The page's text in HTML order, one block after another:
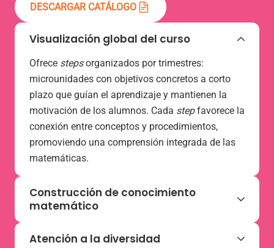
DESCARGAR CATÁLOGO
Visualización global del curso
Ofrece stepsorganizados por trimestres:
microunidades con objetivos concretos a corto
plazo que guían el aprendizaje y mantienen la
motivación de los alumnos. Cada stepfavorece la
conexión entre conceptos y procedimientos,
promoviendo una comprensión integrada de las
matemáticas.
Construcción de conocimiento
matemático
Atención a la diversidad